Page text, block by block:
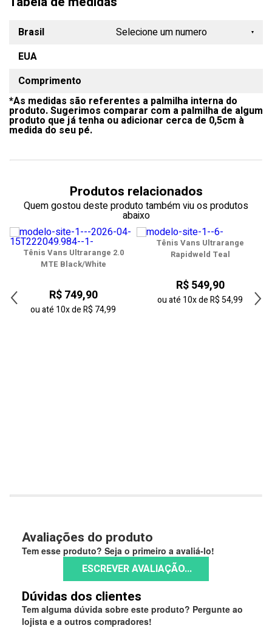
Brasil
EUA
Comprimento
*As medidas são referentes a palmilha interna do
produto. Sugerimos comparar com a palmilha de algum
produto que já tenha ou adicionar cerca de 0,5cm à
medida do seu pé.
Selecione um numero
35
39
40
41
Produtos relacionados
Quem gostou deste produto também viu os produtos
abaixo
Tênis Vans Ultrarange 2.0
MTE Black/White
R$ 749,90
ou até 10xdeR$ 74,99
Tênis Vans Ultrarange
Rapidweld Teal
R$ 549,90
ou até 10xdeR$ 54,99
Avaliações do produto
Tem esse produto? Seja o primeiro a avaliá-lo!
ESCREVER AVALIAÇÃO...
Dúvidas dos clientes
Tem alguma dúvida sobre este produto? Pergunte ao
lojista e a outros compradores!